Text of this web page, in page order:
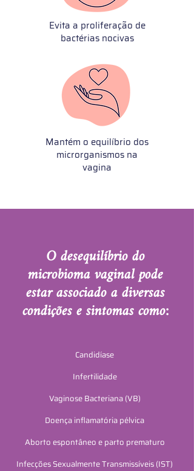
Evita a proliferação de
bactérias nocivas
Mantém o equilíbrio dos
microrganismos na
vagina
O desequilíbrio do
microbioma vaginal pode
estar associado a diversas
condições e sintomas como:
Candidíase
Infertilidade
Vaginose Bacteriana (VB)
Doença inflamatória pélvica
Aborto espontâneo e parto prematuro
Infecções Sexualmente Transmissíveis (IST)